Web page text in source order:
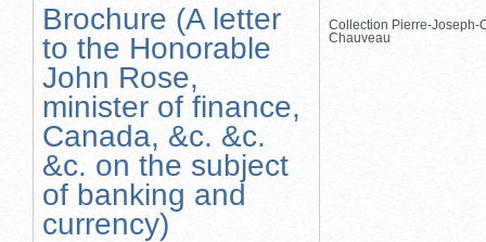
Brochure (A letter
to the Honorable
John Rose,
minister of finance,
Canada, &c. &c.
&c. on the subject
of banking and
currency)
Collection Pierre-Joseph-
Chauveau